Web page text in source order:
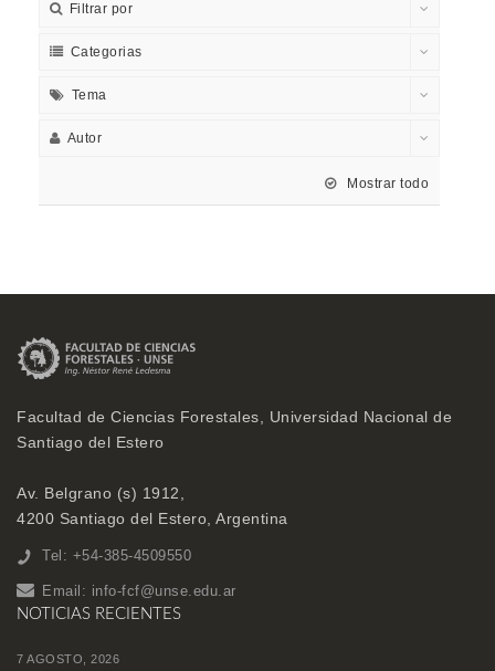
Filtrar por
Categorias
Tema
Autor
Mostrar todo
Facultad de Ciencias Forestales, Universidad Nacional de
Santiago del Estero
Av. Belgrano (s) 1912,
4200 Santiago del Estero, Argentina
Tel: +54-385-4509550
Email: info-fcf@unse.edu.ar
NOTICIAS RECIENTES
7 AGOSTO, 2026